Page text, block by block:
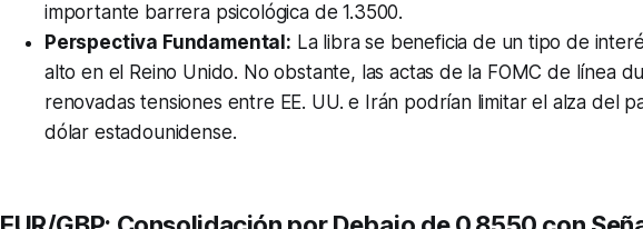
importante barrera psicológica de 1.3500.
Perspectiva Fundamental: La libra se beneficia de un tipo de
alto en el Reino Unido. No obstante, las actas de la FOMC de línea
renovadas tensiones entre EE. UU. e Irán podrían limitar el alza del
dólar estadounidense.